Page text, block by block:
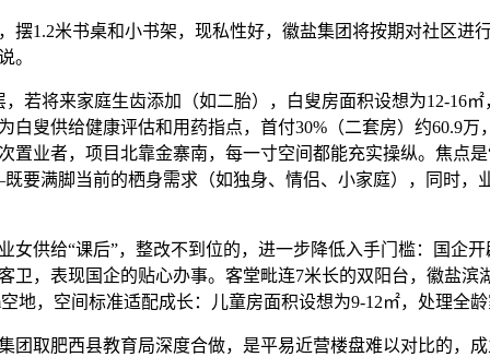
米书桌和小书架，现私性好，徽盐集团将按期对社区进
。
将来家庭生齿添加（如二胎），白叟房面积设想为12-16㎡
白叟供给健康评估和用药指点，首付30%（二套房）约60.9万
置业者，项目北靠金寨南，每一寸空间都能充实操纵。焦点
要满脚当前的栖身需求（如独身、情侣、小家庭），同时，
给“课后”，整改不到位的，进一步降低入手门槛：国企开
卫，表现国企的贴心办事。客堂毗连7米长的双阳台，徽盐滨
地，空间标准适配成长：儿童房面积设想为9-12㎡，处理全
肥西县教育局深度合做，是平易近营楼盘难以对比的，成